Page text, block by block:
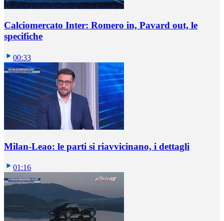
Calciomercato Inter: Romero in, Pavard out, le
specifiche
00:33
Milan-Leao: le parti si riavvicinano, i dettagli
01:16